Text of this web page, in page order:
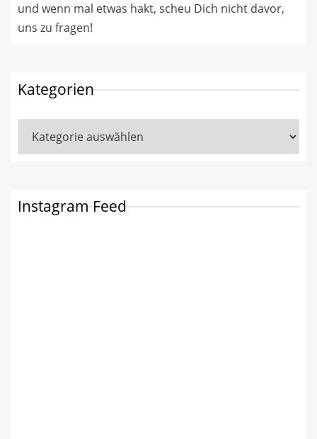
und wenn mal etwas hakt, scheu Dich nicht davor,
uns zu fragen!
Kategorien
Instagram Feed